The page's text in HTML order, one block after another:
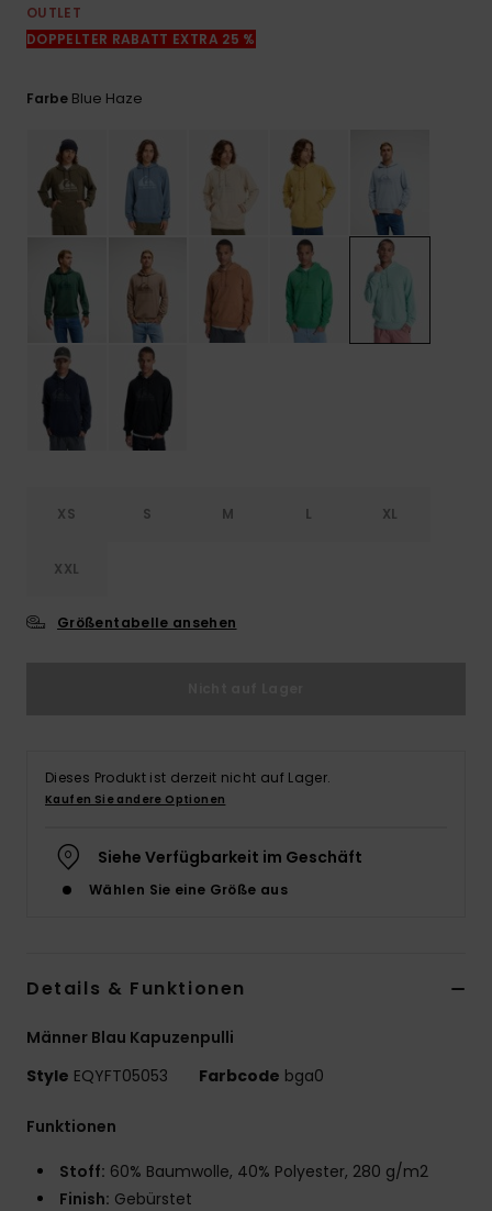
ansehen
OUTLET
DOPPELTER RABATT EXTRA 25 %
Farbe Blue Haze
XS S M L XL
XXL
Größentabelle ansehen
Dieses Produkt ist derzeit nicht auf Lager.
Kaufen Sie andere Optionen
Siehe Verfügbarkeit im Geschäft
Wählen Sie eine Größe aus
Details & Funktionen
Männer Blau Kapuzenpulli
Style EQYFT05053 Farbcode bga0
Funktionen
Stoff: 60% Baumwolle, 40% Polyester, 280 g/m2
Finish: Gebürstet